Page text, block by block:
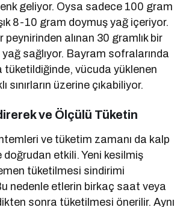
geliyor. Oysa sadece 100 gram
8-10 gram doymuş yağ içeriyor.
peynirinden alınan 30 gramlık bir
sağlıyor. Bayram sofralarında
tüketildiğinde, vücuda yüklenen
sınırların üzerine çıkabiliyor.
ve Ölçülü Tüketin
ve tüketim zamanı da kalp
doğrudan etkili. Yeni kesilmiş
tüketilmesi sindirimi
nedenle etlerin birkaç saat veya
sonra tüketilmesi önerilir. Aynı